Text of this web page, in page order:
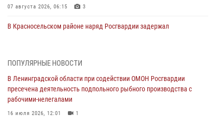
07 августа 2026, 06:15 3
В Красносельском районе наряд Росгвардии задержал
06 августа 2026, 13:39 1
В Центральном районе росгвардейцы оперативно задержали
хулигана, стрелявшего из пускового устройства рядом с жилыми
домами
06 августа 2026, 11:36
ПОПУЛЯРНЫЕ НОВОСТИ
В Ленинградской области при содействии ОМОН Росгвардии
пресечена деятельность подпольного рыбного производства с
рабочими-нелегалами
16 июля 2026, 12:01 1